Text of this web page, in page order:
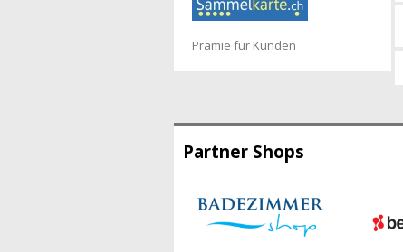
Prämie für Kunden
Partner Shops